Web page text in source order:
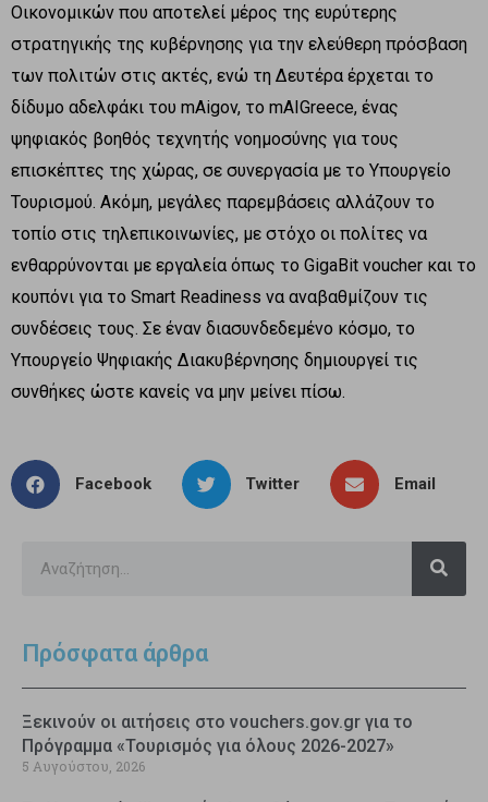
Οικονομικών που αποτελεί μέρος της ευρύτερης
στρατηγικής της κυβέρνησης για την ελεύθερη πρόσβαση
των πολιτών στις ακτές, ενώ τη Δευτέρα έρχεται το
δίδυμο αδελφάκι του mAigov, το mAIGreece, ένας
ψηφιακός βοηθός τεχνητής νοημοσύνης για τους
επισκέπτες της χώρας, σε συνεργασία με το Υπουργείο
Τουρισμού. Ακόμη, μεγάλες παρεμβάσεις αλλάζουν το
τοπίο στις τηλεπικοινωνίες, με στόχο οι πολίτες να
ενθαρρύνονται με εργαλεία όπως το GigaBit voucher και το
κουπόνι για το Smart Readiness να αναβαθμίζουν τις
συνδέσεις τους. Σε έναν διασυνδεδεμένο κόσμο, το
Υπουργείο Ψηφιακής Διακυβέρνησης δημιουργεί τις
συνθήκες ώστε κανείς να μην μείνει πίσω.
Facebook Twitter Email
Πρόσφατα άρθρα
Ξεκινούν οι αιτήσεις στο vouchers.gov.gr για το
Πρόγραμμα «Τουρισμός για όλους 2026-2027»
5 Αυγούστου, 2026